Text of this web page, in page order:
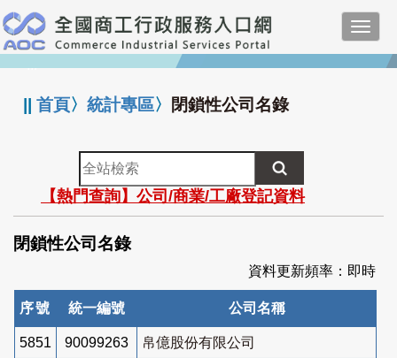
跳
到
主
要
:::
||首頁〉統計專區〉 閉鎖性公司名錄
全
站
檢
索
【熱門查詢】公司/商業/工廠登記資料
閉鎖性公司名錄
資料更新頻率：即時
序號 統一編號 公司名稱
5851 90099263 帛億股份有限公司